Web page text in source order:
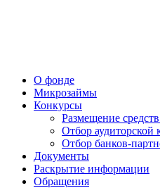
О фонде
Микрозаймы
Конкурсы
Размещение
Отбор аудиторской
Отбор банков-
Документы
Раскрытие информации
Обращения